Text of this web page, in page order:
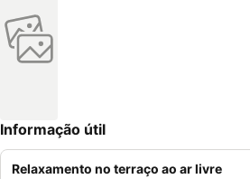
Informação útil
Relaxamento no terraço ao ar livre